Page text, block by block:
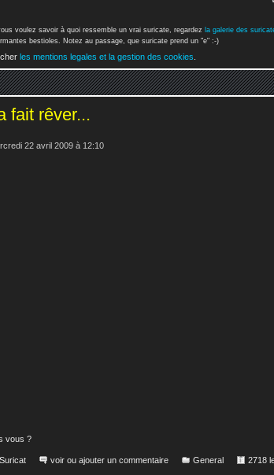
voulez savoir à quoi ressemble un vrai suricate, regardez la galerie des
bestioles. Notez au passage, que suricate prend un "e" :-)
les mentions legales et la gestion des cookies
fait rêver...
22 avril 2009 à 12:10
vous ?
Suricat voir ou ajouter un commentaire General 2718